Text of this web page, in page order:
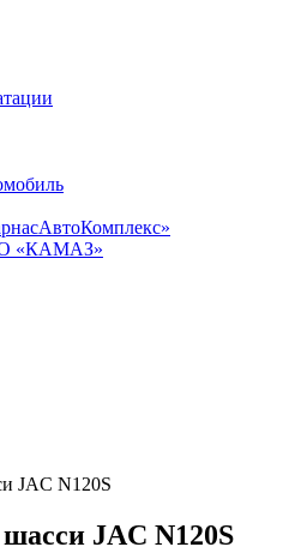
«КАМАЗ»
JAC N120S
JAC N120S